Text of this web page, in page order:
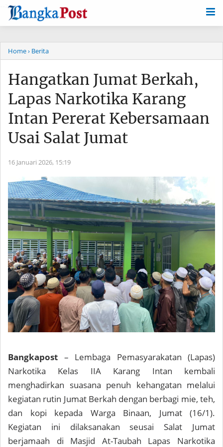
-->
Home› Berita
Hangatkan Jumat Berkah,
Lapas Narkotika Karang
Intan Pererat Kebersamaan
Usai Salat Jumat
16 Januari 2026, 15:19
Bangkapost – Lembaga Pemasyarakatan (Lapas)
Narkotika Kelas IIA Karang Intan kembali
menghadirkan suasana penuh kehangatan melalui
kegiatan rutin Jumat Berkah dengan berbagi mie, teh,
dan kopi kepada Warga Binaan, Jumat (16/1).
Kegiatan ini dilaksanakan seusai Salat Jumat
berjamaah di Masjid At-Taubah Lapas Narkotika